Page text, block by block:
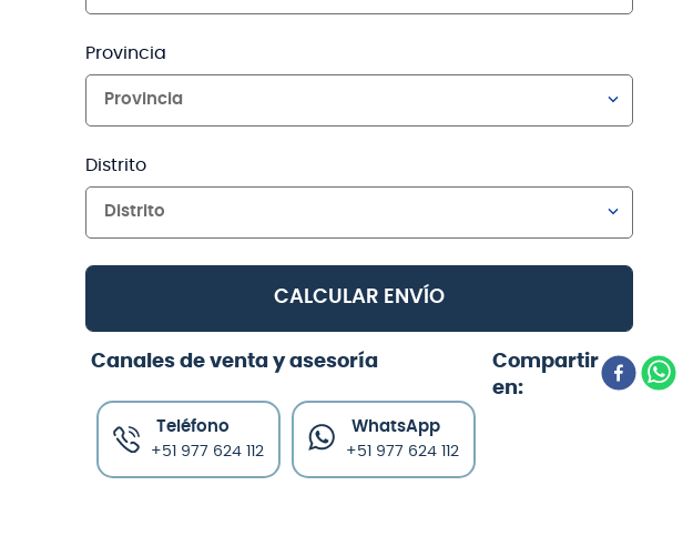
Provincia
Provincia
Distrito
Distrito
CALCULAR ENVÍO
Canales de venta y asesoría
Teléfono
+51 977 624 112
WhatsApp
+51 977 624 112